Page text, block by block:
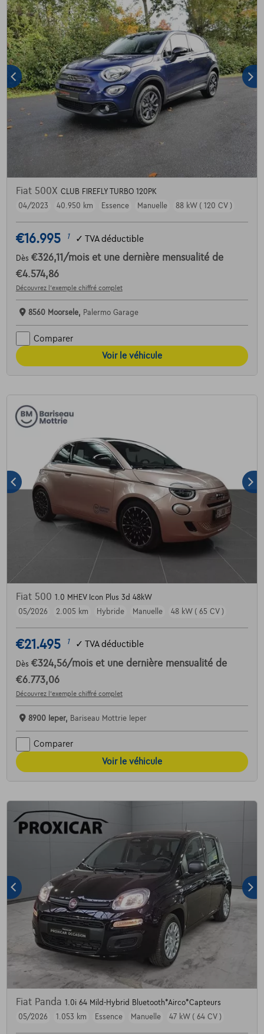
Fiat 500X CLUB FIREFLY TURBO 120PK
04/2023
40.950 km Essence Manuelle 88 kW ( 120 CV )
€16.995 1 ✓ TVA déductible
Dès €326,11 /mois et une dernière mensualité de
€4.574,86
Découvrez l’exemple chiffré complet
8560 Moorsele, Palermo Garage
Comparer
Voir le véhicule
Fiat 500 1.0 MHEV Icon Plus 3d 48kW
05/2026
2.005 km Hybride Manuelle 48 kW ( 65 CV )
€21.495 1 ✓ TVA déductible
Dès €324,56/mois et une dernière mensualité de
€6.773,06
Découvrez l’exemple chiffré complet
8900 Ieper, Bariseau Mottrie Ieper
Comparer
Voir le véhicule
Fiat Panda 1.0i 64 Mild-Hybrid Bluetooth*Airco*Capteurs
05/2026
1.053 km Essence Manuelle 47 kW ( 64 CV )